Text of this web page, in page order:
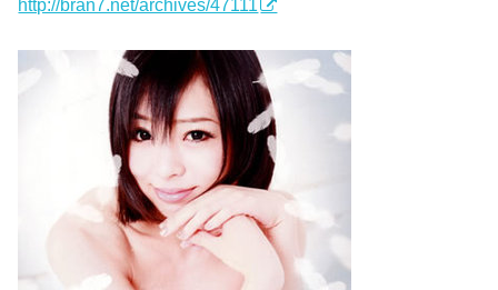
http://bran7.net/archives/47111